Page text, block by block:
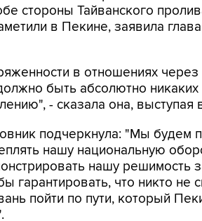
стороны Тайванского
в Пекине, заявила
в отношениях
быть абсолютно никаких
- сказала она, выступая
подчеркнула: "Мы будем
нашу национальную
нашу решимость
гарантировать, что никто не
пойти по пути, который